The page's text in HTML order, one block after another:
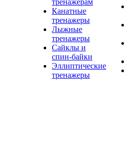
тренажерам
Канатные
тренажеры
Лыжные
тренажеры
Сайклы и
спин-байки
Эллиптические
тренажеры